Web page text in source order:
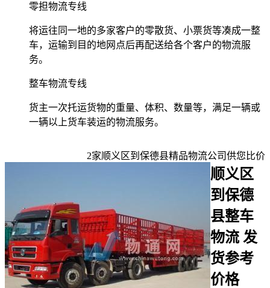
零担物流专线
将运往同一地的多家客户的零散货、小票货等凑成一整
车，运输到目的地网点后再配送给各个客户的物流服
务。
整车物流专线
货主一次托运货物的重量、体积、数量等，满足一辆或
一辆以上货车装运的物流服务。
2家顺义区到保德县精品物流公司供您比价
顺义区
到保德
县整车
物流 发
货参考
价格